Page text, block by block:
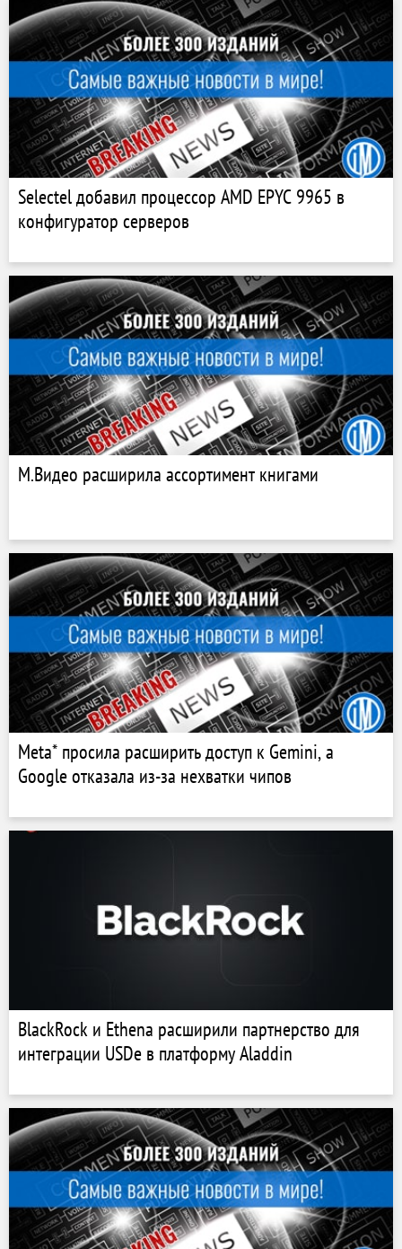
Selectel добавил процессор AMD EPYC 9965 в
конфигуратор серверов
М.Видео расширила ассортимент книгами
Meta* просила расширить доступ к Gemini, а
Google отказала из-за нехватки чипов
BlackRock и Ethena расширили партнерство для
интеграции USDe в платформу Aladdin